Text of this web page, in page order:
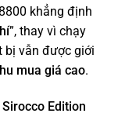
khẳng định
”, thay vì chạy
bị vẫn được giới
mua giá cao.
Sirocco Edition